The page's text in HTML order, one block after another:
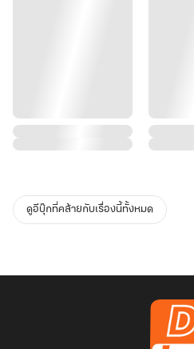
ดูอีบุ๊กที่คล้ายกับเรื่องนี้ทั้งหมด